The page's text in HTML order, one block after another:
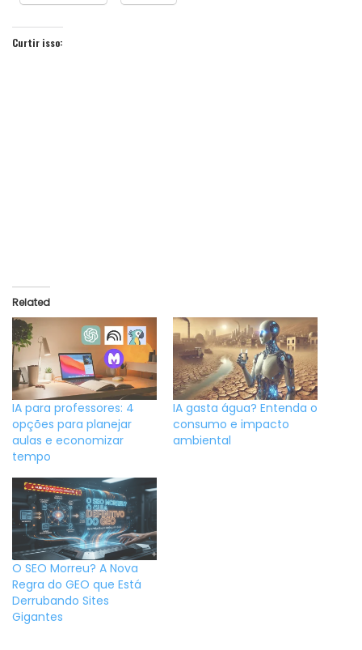
Curtir isso:
Related
IA para professores: 4
opções para planejar
aulas e economizar
tempo
IA gasta água? Entenda o
consumo e impacto
ambiental
O SEO Morreu? A Nova
Regra do GEO que Está
Derrubando Sites
Gigantes